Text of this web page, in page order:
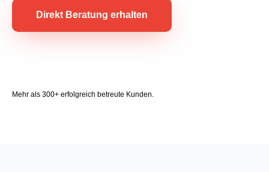
Direkt Beratung erhalten
Mehr als 300+ erfolgreich betreute Kunden.